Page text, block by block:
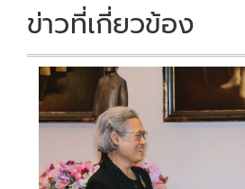
ข่าวที่เกี่ยวข้อง